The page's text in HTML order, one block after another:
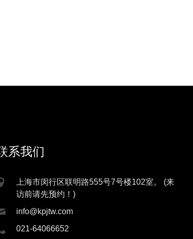
系我们
上海市闵行区联明路555号7号楼102室。 (来
访前请先预约！)
info@kpjtw.com
021-64066652